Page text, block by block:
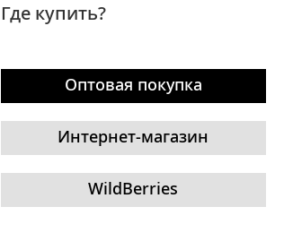
Где купить?
Оптовая покупка
Интернет-магазин
WildBerries